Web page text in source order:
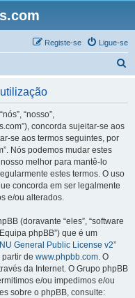
Ligue-se
Registe-se
“nosso”,
concorda sujeitar-se aos
se aos termos seguintes, por
Nós podemos mudar estes
melhor para mantê-lo
estes termos. O uso
concorda em ser legalmente
e/ou alterados.
(doravante “eles”, “software
phpBB”) que é um
General Public License v2”
partir de www.phpbb.com. O
da Internet. O Grupo phpBB
e/ou impedimos e/ou
sobre o phpBB, consulte: